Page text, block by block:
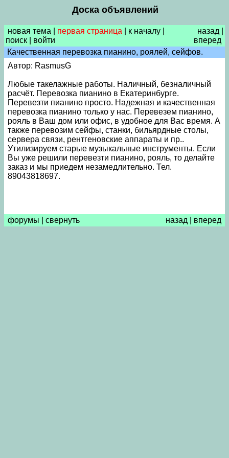
Доска объявлений
новая тема первая страница к началу
поиск
войти
назад
вперед
Качественная перевозка пианино, роялей, сейфов.
Автор: RasmusG
Любые такелажные работы. Наличный, безналичный
расчёт. Перевозка пианино в Екатеринбурге.
Перевезти пианино просто. Надежная и качественная
перевозка пианино только у нас. Перевезем пианино,
рояль в Ваш дом или офис, в удобное для Вас время. А
также перевозим сейфы, станки, бильярдные столы,
сервера связи, рентгеновские аппараты и пр..
Утилизируем старые музыкальные инструменты. Если
Вы уже решили перевезти пианино, рояль, то делайте
заказ и мы приедем незамедлительно. Тел.
89043818697.
форумы свернуть назад вперед